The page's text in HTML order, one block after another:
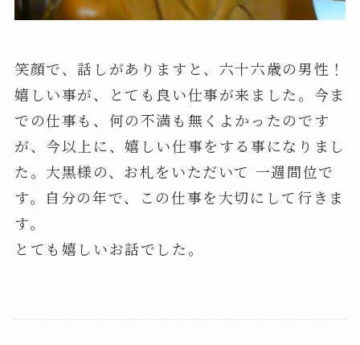
笑顔で、話しがありますと、六十六歳の男性！
嬉しい事が、とても良い仕事が来ました。今ま
での仕事も、何の不満も無くよかったのです
が、今以上に、嬉しい仕事をする事になりまし
た。大黒様の、お札をいただいて 一週間位で
す。自分の年で、この仕事を大切にして行きま
す。
とても嬉しいお話でした。